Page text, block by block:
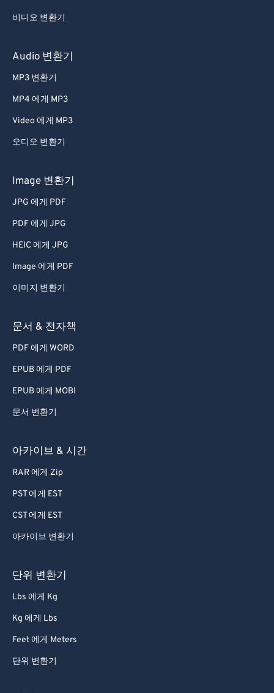
비디오 변환기
Audio 변환기
MP3 변환기
MP4 에게 MP3
Video 에게 MP3
오디오 변환기
Image 변환기
JPG 에게 PDF
PDF 에게 JPG
HEIC 에게 JPG
Image 에게 PDF
이미지 변환기
문서 & 전자책
PDF 에게 WORD
EPUB 에게 PDF
EPUB 에게 MOBI
문서 변환기
아카이브 & 시간
RAR 에게 Zip
PST 에게 EST
CST 에게 EST
아카이브 변환기
단위 변환기
Lbs 에게 Kg
Kg 에게 Lbs
Feet 에게 Meters
단위 변환기